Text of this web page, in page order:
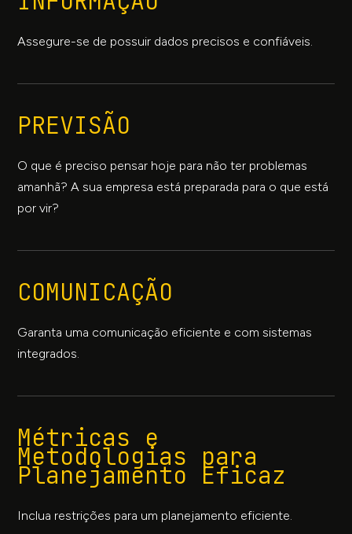
Assegure-se de possuir dados precisos e confiáveis.
PREVISÃO
O que é preciso pensar hoje para não ter problemas
amanhã? A sua empresa está preparada para o que está
por vir?
COMUNICAÇÃO
Garanta uma comunicação eficiente e com sistemas
integrados.
Métricas e
Metodologias para
Planejamento Eficaz
Inclua restrições para um planejamento eficiente.